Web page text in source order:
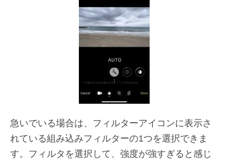
急いでいる場合は、フィルターアイコンに表示さ
れている組み込みフィルターの1つを選択できま
す。フィルタを選択して、強度が強すぎると感じ